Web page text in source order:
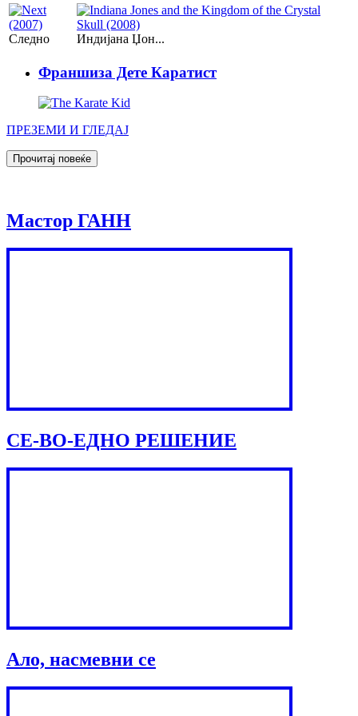
Следно Индијана Џoн...
Франшиза Дете Каратист
ПРЕЗЕМИ И ГЛЕДАЈ
Мастор ГАНН
СЕ-ВО-ЕДНО РЕШЕНИЕ
Ало, насмевни се